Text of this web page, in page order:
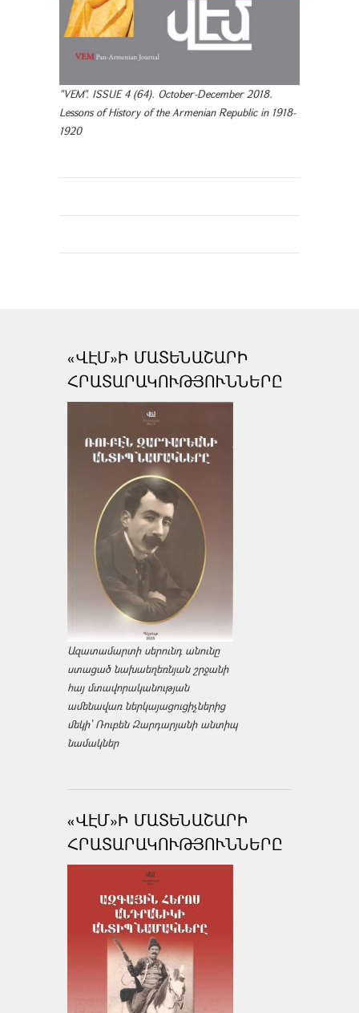
"VEM". ISSUE 4 (64). October-December 2018.
Lessons of History of the Armenian Republic in 1918-
1920
«ՎԷՄ»Ի ՄԱՏԵՆԱՇԱՐԻ
ՀՐԱՏԱՐԱԿՈՒԹՅՈՒՆՆԵՐԸ
Ազատամարտի սերունդ անունը
ստացած նախաեղեռնյան շրջանի
հայ մտավորականության
ամենավառ ներկայացուցիչներից
մեկի՝ Ռուբեն Զարդարյանի անտիպ
նամակներ
«ՎԷՄ»Ի ՄԱՏԵՆԱՇԱՐԻ
ՀՐԱՏԱՐԱԿՈՒԹՅՈՒՆՆԵՐԸ